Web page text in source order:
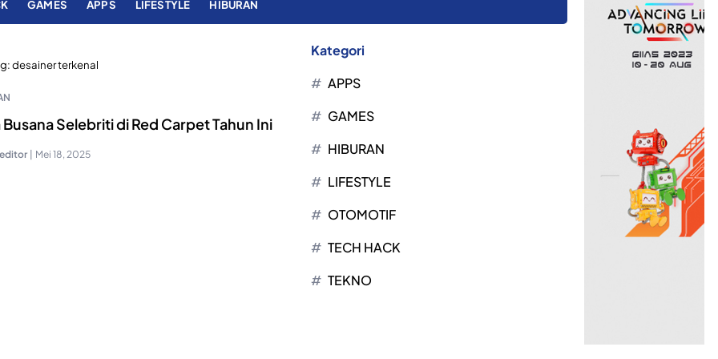
GAMES APPS LIFESTYLE HIBURAN
desainer terkenal
Busana Selebriti di Red Carpet Tahun Ini
| Mei 18, 2025
Kategori
APPS
GAMES
HIBURAN
LIFESTYLE
OTOMOTIF
TECH HACK
TEKNO